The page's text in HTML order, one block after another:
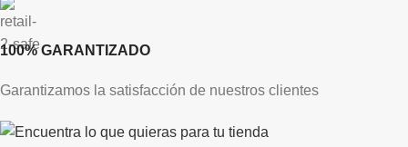
100% GARANTIZADO
Garantizamos la satisfacción de nuestros clientes